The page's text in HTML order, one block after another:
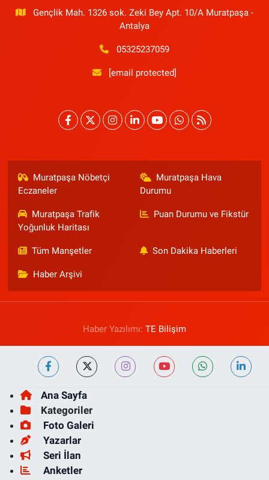
Gençlik Mah. 1326 sok. Zeki Bey Apt. 10/A Muratpaşa -
Antalya
05325237059
[email protected]
Muratpaşa Nöbetçi
Eczaneler
Muratpaşa Hava
Durumu
Muratpaşa Trafik
Yoğunluk Haritası
Puan Durumu ve Fikstür
Tüm Manşetler Son Dakika Haberleri
Haber Arşivi
Haber Yazılımı: TE Bilişim
Ana Sayfa
Kategoriler
Foto Galeri
Yazarlar
Seri İlan
Anketler